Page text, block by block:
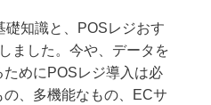
知識と、POSレジおす
ました。今や、データを
めにPOSレジ導入は必
、多機能なもの、ECサ